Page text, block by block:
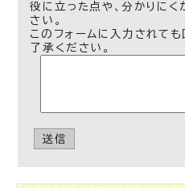
役に立った点や、分かりに
さい。
このフォームに入力されて
了承ください。
送信